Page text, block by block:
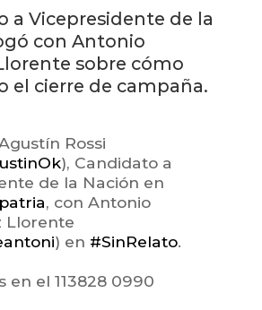
a Vicepresidente de la
con Antonio
sobre cómo
el cierre de campaña.
Rossi
), Candidato a
de la Nación en
, con Antonio
Llorente
) en #SinRelato.
en el 113828 0990